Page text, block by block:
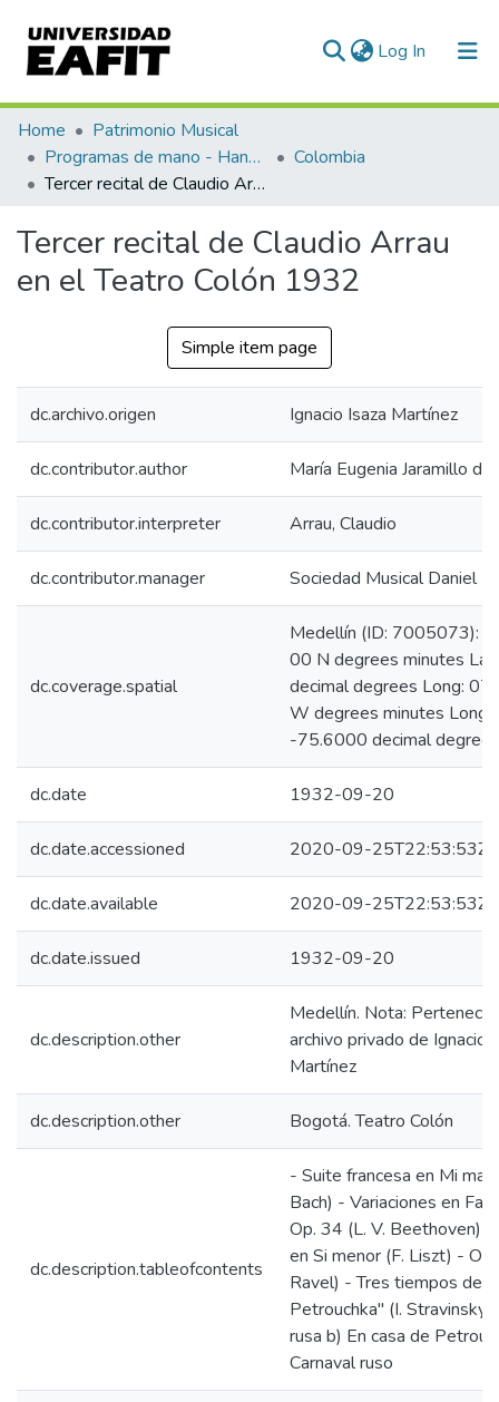
Log In (current)
Communities & Collections
All of DSpace
Home
Patrimonio Musical
Programas de mano - Hand programs
Colombia
Tercer recital de Claudio Arrau en el Teatro Colón 1932
Tercer recital de Claudio Arrau
en el Teatro Colón 1932
Simple item page
dc.archivo.origen Ignacio Isaza Martínez
dc.contributor.author María Eugenia Jaramillo de
dc.contributor.interpreter Arrau, Claudio
dc.contributor.manager Sociedad Musical Daniel
dc.coverage.spatial
Medellín (ID: 7005073):
00 N degrees minutes
decimal degrees Long:
W degrees minutes Long:
-75.6000 decimal degrees
dc.date 1932-09-20
dc.date.accessioned 2020-09-25T22:53:53Z
dc.date.available 2020-09-25T22:53:53Z
dc.date.issued 1932-09-20
dc.description.other
Medellín. Nota: Pertenece
archivo privado de Ignacio
Martínez
dc.description.other Bogotá. Teatro Colón
dc.description.tableofcontents
- Suite francesa en Mi
Bach) - Variaciones en Fa
Op. 34 (L. V. Beethoven) -
en Si menor (F. Liszt) -
Ravel) - Tres tiempos de "
Petrouchka" (I. Stravinsky)
rusa b) En casa de
Carnaval ruso